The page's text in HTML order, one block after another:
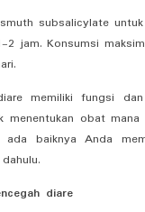
subsalicylate
jam. Konsumsi
memiliki fungsi
menentukan obat
baiknya Anda
diare